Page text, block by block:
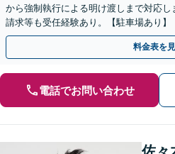
から強制執行による明け渡しまで対応
請求等も受任経験あり。【駐車場あり】
料金表を
電話でお問い合わせ